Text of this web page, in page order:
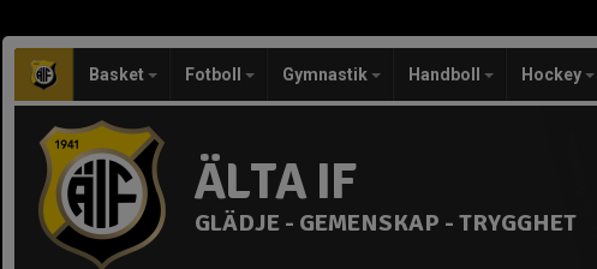
Basket Fotboll Gymnastik Handboll Hockey
ÄLTA IF
GLÄDJE - GEMENSKAP - TRYGGHET